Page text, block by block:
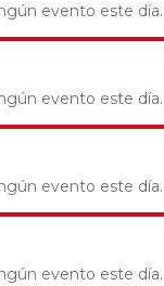
evento este día.
evento este día.
evento este día.
evento este día.